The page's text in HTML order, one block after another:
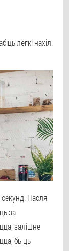
лёгкі нахіл.
Пасля
за
залішне
быць